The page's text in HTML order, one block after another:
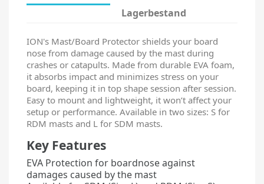
Lagerbestand
ION's Mast/Board Protector shields your board
nose from damage caused by the mast during
crashes or catapults. Made from durable EVA foam,
it absorbs impact and minimizes stress on your
board, keeping it in top shape session after session.
Easy to mount and lightweight, it won’t affect your
setup or performance. Available in two sizes: S for
RDM masts and L for SDM masts.
Key Features
EVA Protection for boardnose against
damages caused by the mast